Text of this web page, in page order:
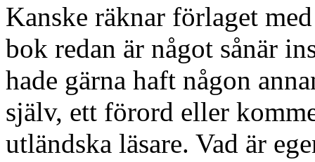
Kanske räknar förlaget
bok redan är något sånär
hade gärna haft någon
själv, ett förord eller
utländska läsare. Vad är